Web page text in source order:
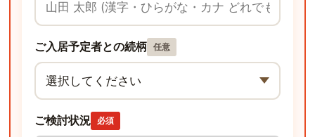
ご入居予定者との続柄 任意
ご検討状況 必須